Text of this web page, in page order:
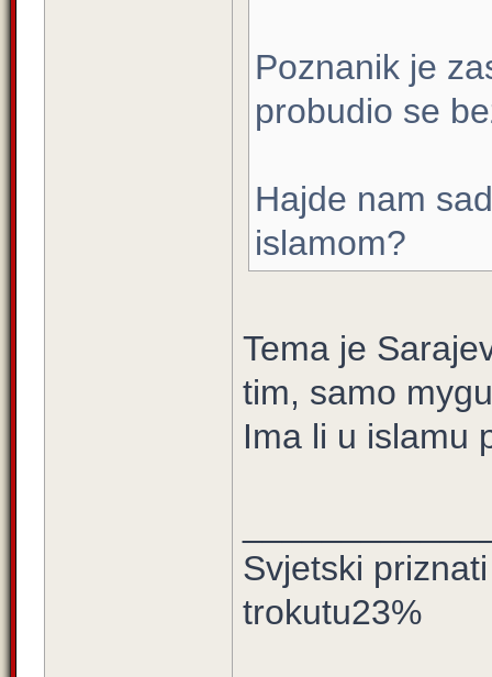
Poznanik je
probudio se
Hajde nam
islamom?
Tema je
tim, samo
Ima li u islamu
Svjetski
trokutu23%